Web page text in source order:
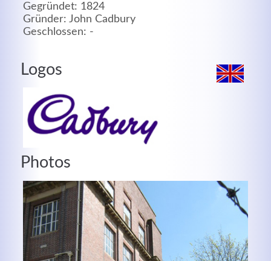
Gegründet: 1824
Gründer: John Cadbury
Geschlossen: -
Logos
Photos
elit. Aenean commodo ligula eget dolor.
Good Service
Lorem ipsum dolor sit amet, consectetuer adipiscing
elit. Aenean commodo ligula eget dolor.